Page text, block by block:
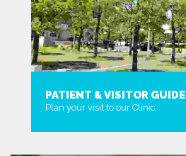
PATIENT & VISITOR GUIDE
Plan your visit to our Clinic